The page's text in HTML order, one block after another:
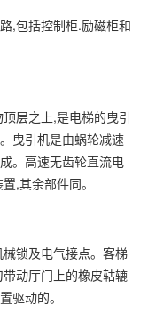
,包括控制柜.励磁柜和
层之上,是电梯的曳引
曳引机是由蜗轮减速
。高速无齿轮直流电
,其余部件同。
锁及电气接点。客梯
动厅门上的橡皮轱辘
驱动的。